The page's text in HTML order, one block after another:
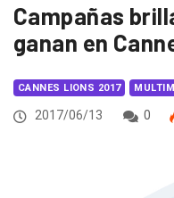
Campañas
ganan en
CANNES LIONS 2017
2017/06/13 0